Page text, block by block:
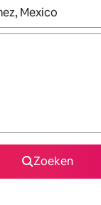
beschikbaar
Zoeken